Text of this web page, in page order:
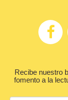
Recibe nuestro
fomento a la